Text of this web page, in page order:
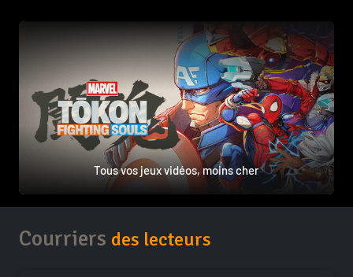
Tous vos jeux vidéos, moins cher
Courriers des lecteurs